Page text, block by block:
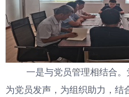
一是与党员管理相结合。
为党员发声，为组织助力，结